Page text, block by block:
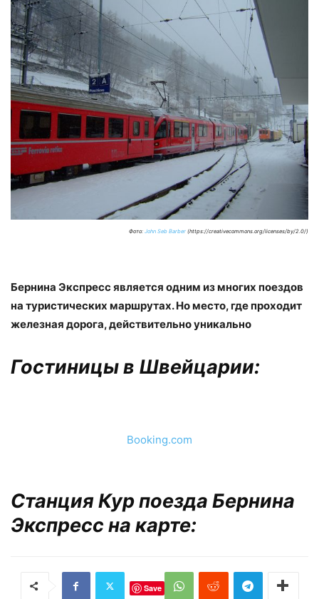
Фото: John Seb Barber (https://creativecommons.org/licenses/by/2.0/)
Бернина Экспресс является одним из многих поездов
на туристических маршрутах. Но место, где проходит
железная дорога, действительно уникально
Гостиницы в Швейцарии:
Booking.com
Станция Кур поезда Бернина
Экспресс на карте:
Save